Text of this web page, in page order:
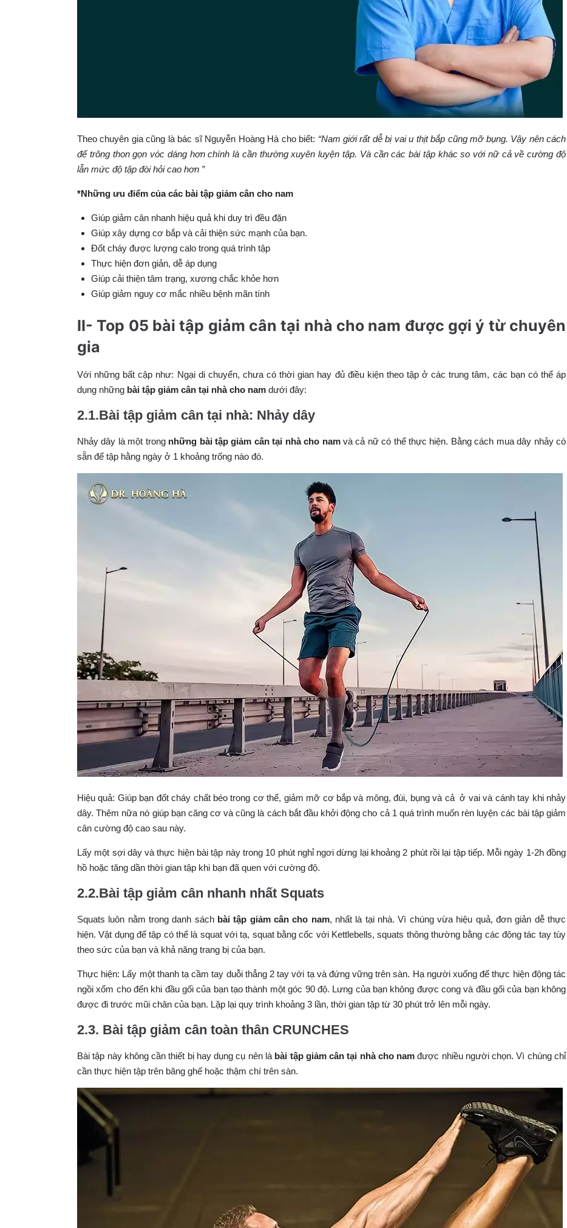
Theo chuyên gia cũng là bác sĩ Nguyễn Hoàng Hà cho biết: “Nam giới rất dễ bị vai u thịt bắp cũng mỡ bụng. Vậy nên cách
để trông thon gọn vóc dáng hơn chính là cần thường xuyên luyện tập. Và cần các bài tập khác so với nữ cả về cường độ
lẫn mức độ tập đòi hỏi cao hơn ”
*Những ưu điểm của các bài tập giảm cân cho nam
Giúp giảm cân nhanh hiệu quả khi duy trì đều đặn
Giúp xây dựng cơ bắp và cải thiện sức mạnh của bạn.
Đốt cháy được lượng calo trong quá trình tập
Thực hiện đơn giản, dễ áp dụng
Giúp cải thiện tâm trạng, xương chắc khỏe hơn
Giúp giảm nguy cơ mắc nhiều bệnh mãn tính
II- Top 05 bài tập giảm cân tại nhà cho nam được gợi ý từ chuyên
gia
Với những bất cập như: Ngại di chuyển, chưa có thời gian hay đủ điều kiện theo tập ở các trung tâm, các bạn có thể áp
dụng những bài tập giảm cân tại nhà cho nam dưới đây:
2.1.Bài tập giảm cân tại nhà: Nhảy dây
Nhảy dây là một trong những bài tập giảm cân tại nhà cho nam và cả nữ có thể thực hiện. Bằng cách mua dây nhảy có
sẵn để tập hằng ngày ở 1 khoảng trống nào đó.
Hiệu quả: Giúp bạn đốt cháy chất béo trong cơ thể, giảm mỡ cơ bắp và mông, đùi, bụng và cả ở vai và cánh tay khi nhảy
dây. Thêm nữa nó giúp bạn căng cơ và cũng là cách bắt đầu khởi động cho cả 1 quá trình muốn rèn luyện các bài tập giảm
cân cường độ cao sau này.
Lấy một sợi dây và thực hiện bài tập này trong 10 phút nghỉ ngơi dừng lại khoảng 2 phút rồi lại tập tiếp. Mỗi ngày 1-2h đồng
hồ hoặc tăng dần thời gian tập khi bạn đã quen với cường độ.
2.2.Bài tập giảm cân nhanh nhất Squats
Squats luôn nằm trong danh sách bài tập giảm cân cho nam, nhất là tại nhà. Vì chúng vừa hiệu quả, đơn giản dễ thực
hiện. Vật dụng để tập có thể là squat với tạ, squat bằng cốc với Kettlebells, squats thông thường bằng các động tác tay tùy
theo sức của bạn và khả năng trang bị của bạn.
Thực hiện: Lấy một thanh tạ cầm tay duỗi thẳng 2 tay với tạ và đứng vững trên sàn. Hạ người xuống để thực hiện động tác
ngồi xổm cho đến khi đầu gối của bạn tạo thành một góc 90 độ. Lưng của bạn không được cong và đầu gối của bạn không
được đi trước mũi chân của bạn. Lặp lại quy trình khoảng 3 lần, thời gian tập từ 30 phút trở lên mỗi ngày.
2.3. Bài tập giảm cân toàn thân CRUNCHES
Bài tập này không cần thiết bị hay dụng cụ nên là bài tập giảm cân tại nhà cho namđược nhiều người chọn. Vì chúng chỉ
cần thực hiện tập trên băng ghế hoặc thậm chí trên sàn.